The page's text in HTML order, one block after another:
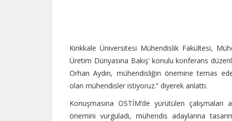
Kırıkkale Üniversitesi Mühendislik Fakültesi,
Üretim Dünyasına Bakış’ konulu konferans
Orhan Aydın, mühendisliğin önemine temas
olan mühendisler istiyoruz.” diyerek anlattı.
Konuşmasına OSTİM’de yürütülen
önemini vurguladı, mühendis adaylarına